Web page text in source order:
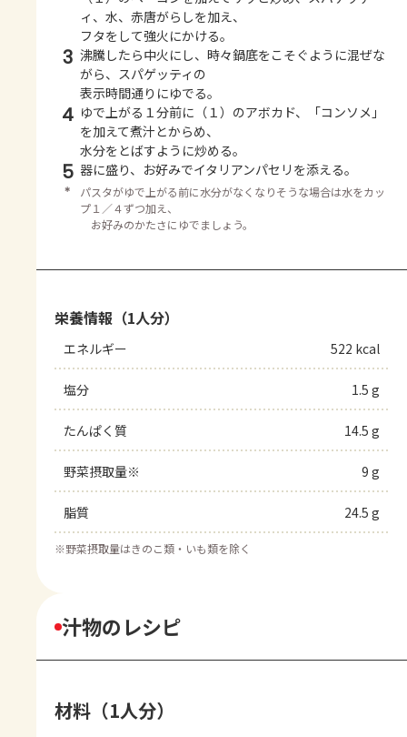
ィ、水、赤唐がらしを加え、
フタをして強火にかける。
3 沸騰したら中火にし、時々鍋底をこそぐように混ぜな
がら、スパゲッティの
表示時間通りにゆでる。
4 ゆで上がる１分前に（１）のアボカド、「コンソメ」
を加えて煮汁とからめ、
水分をとばすように炒める。
5 器に盛り、お好みでイタリアンパセリを添える。
＊
パスタがゆで上がる前に水分がなくなりそうな場合は水をカッ
プ１／４ずつ加え、
お好みのかたさにゆでましょう。
栄養情報（1人分）
エネルギー 522 kcal
塩分 1.5 g
たんぱく質 14.5 g
野菜摂取量※ 9 g
脂質 24.5 g
※野菜摂取量はきのこ類・いも類を除く
汁物のレシピ
材料（1人分）